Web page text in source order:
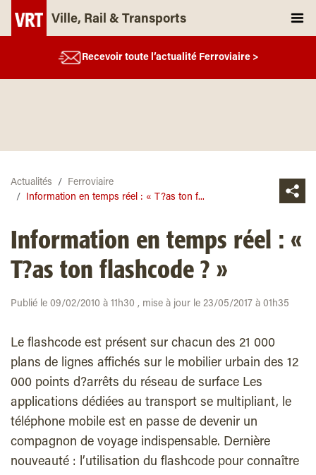
Ville, Rail & Transports
Recevoir toute l’actualité Ferroviaire >
Actualités
Ferroviaire
Information en temps réel : « T?as ton f...
Information en temps réel : «
T?as ton flashcode ? »
Publié le 09/02/2010 à 11h30 , mise à jour le 23/05/2017 à 01h35
Le flashcode est présent sur chacun des 21 000
plans de lignes affichés sur le mobilier urbain des 12
000 points d?arrêts du réseau de surface Les
applications dédiées au transport se multipliant, le
téléphone mobile est en passe de devenir un
compagnon de voyage indispensable. Dernière
nouveauté : l’utilisation du flashcode pour connaître